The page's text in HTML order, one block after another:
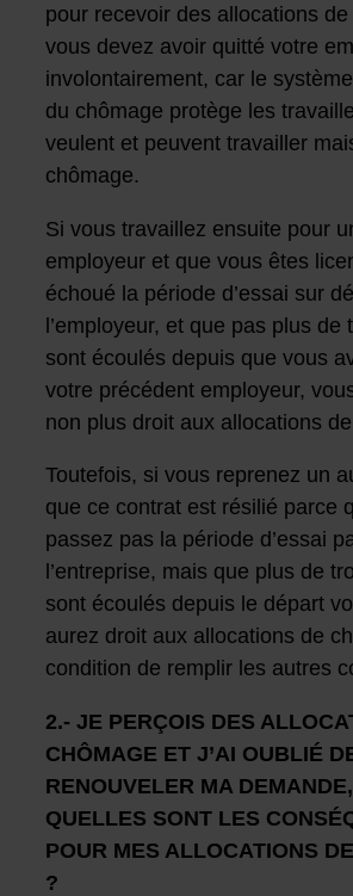
pour recevoir des allocations
vous devez avoir quitté votre
involontairement, car le
du chômage protège les
veulent et peuvent travailler
chômage.
Si vous travaillez ensuite pour
employeur et que vous êtes
échoué la période d’essai sur
l’employeur, et que pas plus de
sont écoulés depuis que vous
votre précédent employeur,
non plus droit aux allocations
Toutefois, si vous reprenez un
que ce contrat est résilié parce
passez pas la période d’essai
l’entreprise, mais que plus de
sont écoulés depuis le départ
aurez droit aux allocations de
condition de remplir les autres
2.- JE PERÇOIS DES
CHÔMAGE ET J’AI OUBLIÉ
RENOUVELER MA DEMANDE,
QUELLES SONT LES
POUR MES ALLOCATIONS
?